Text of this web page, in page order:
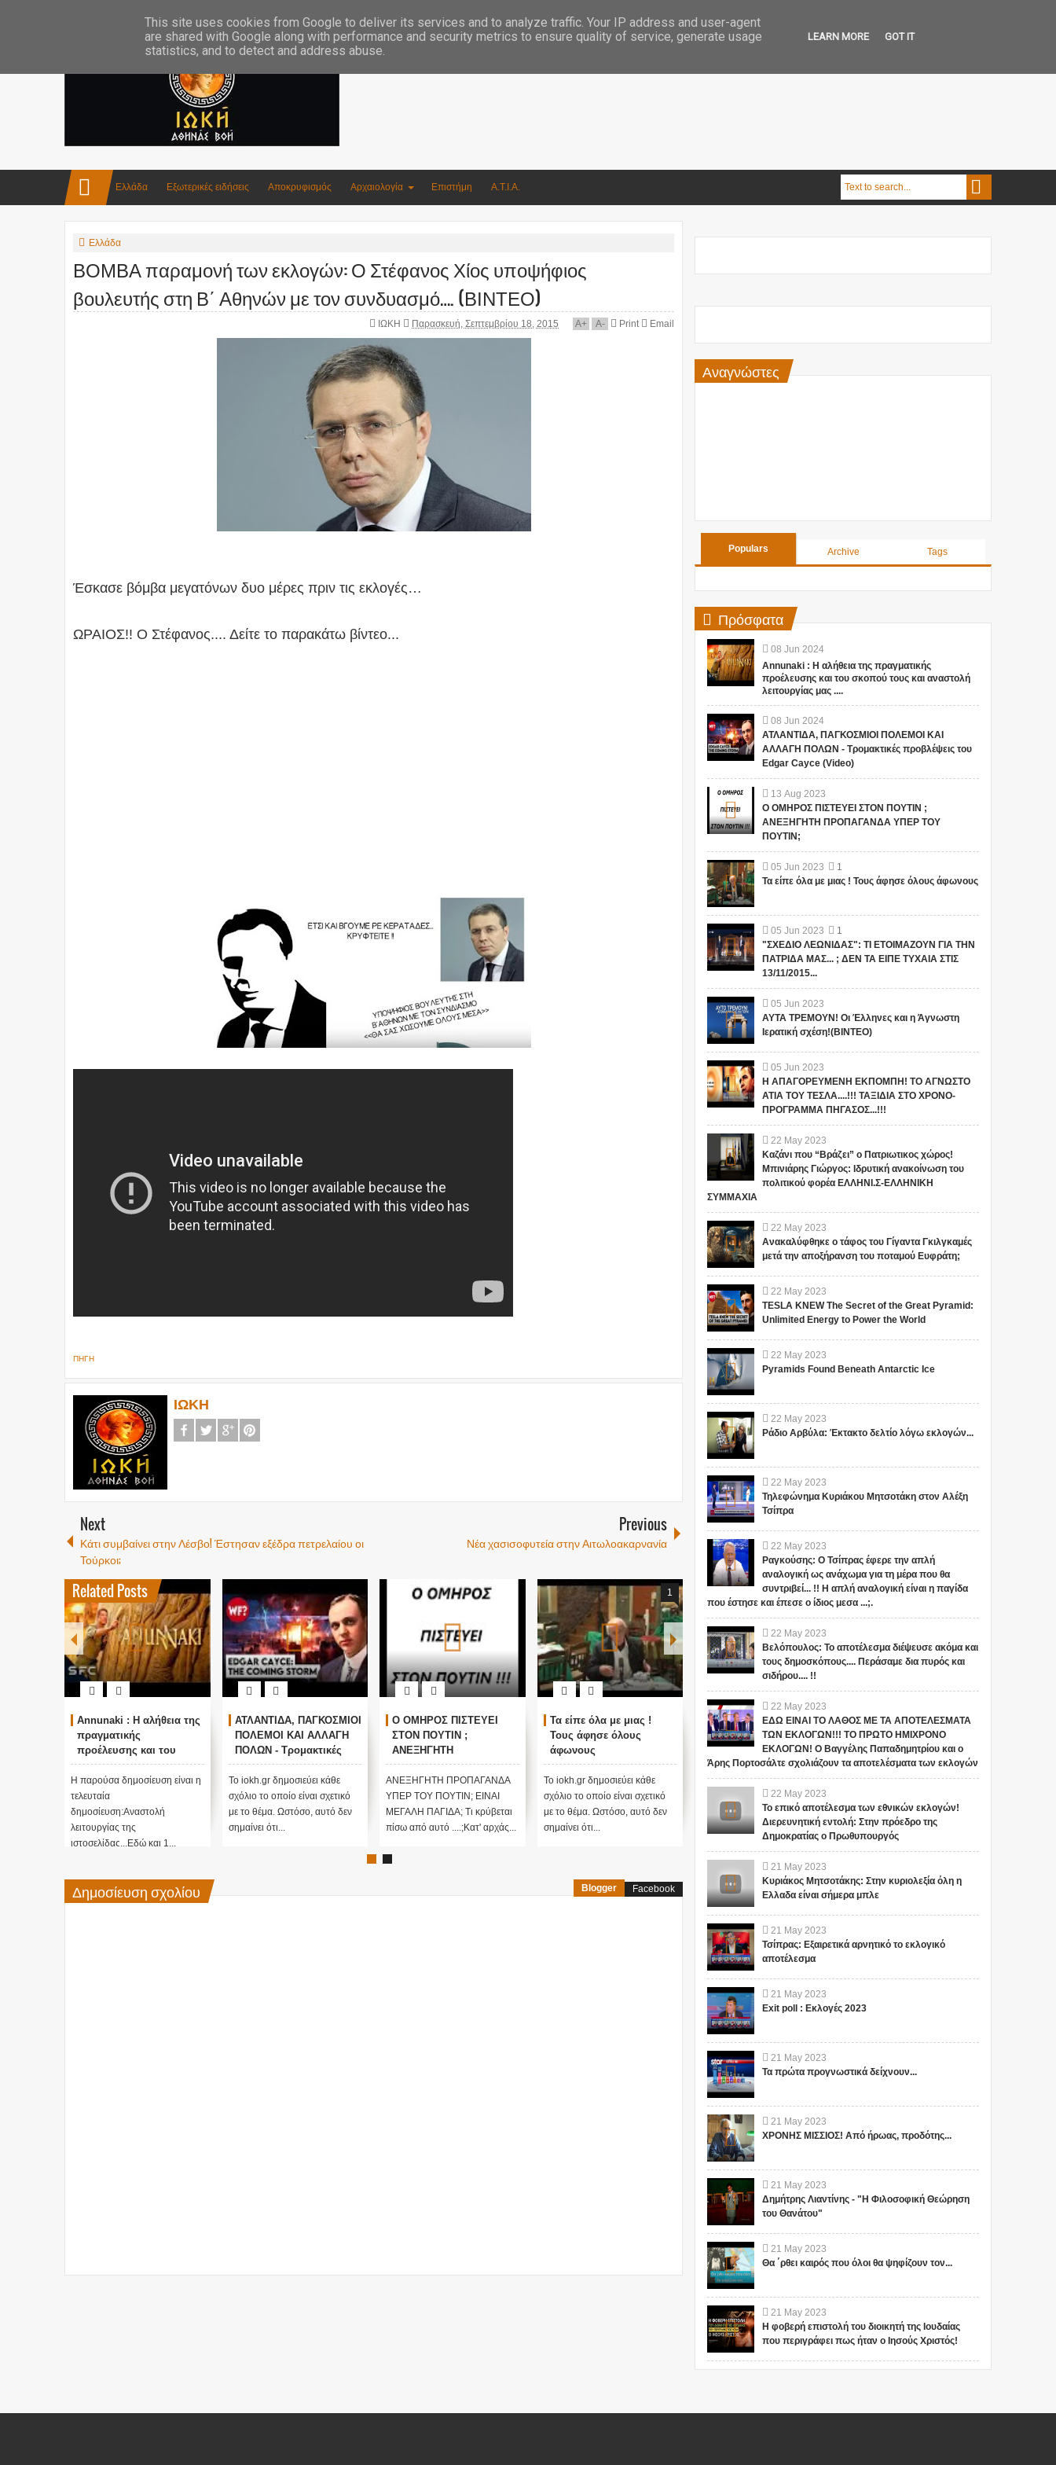
Ελλάδα Εξωτερικές ειδήσεις Αποκρυφισμός Αρχαιολογία Επιστήμη Α.Τ.Ι.Α.
Ελλάδα
ΒΟΜΒΑ παραμονή των εκλογών: Ο Στέφανος Χίος υποψήφιος
βουλευτής στη Β΄ Αθηνών με τον συνδυασμό…. (ΒΙΝΤΕΟ)
ΙΩΚΗ Παρασκευή, Σεπτεμβρίου 18, 2015 A+ A- Print Email
Έσκασε βόμβα μεγατόνων δυο μέρες πριν τις εκλογές…
ΩΡΑΙΟΣ!! Ο Στέφανος.... Δείτε το παρακάτω βίντεο...
ΠΗΓΗ
ΙΩΚΗ
Next
Κάτι συμβαίνει στην Λέσβο! Έστησαν εξέδρα πετρελαίου οι
Τούρκοι;
Previous
Νέα χασισοφυτεία στην Αιτωλοακαρνανία
Related Posts
Annunaki : Η αλήθεια της
πραγματικής
προέλευσης και του
σκοπού τους και
αναστολή λειτουργίας
μας ....
Η παρούσα δημοσίευση είναι η
τελευταία
δημοσίευση:Αναστολή
λειτουργίας της
ιστοσελίδας...Εδώ και 1...
ΑΤΛΑΝΤΙΔΑ, ΠΑΓΚΟΣΜΙΟΙ
ΠΟΛΕΜΟΙ ΚΑΙ ΑΛΛΑΓΗ
ΠΟΛΩΝ - Τρομακτικές
προβλέψεις του Edgar
Cayce (Video)
Το iokh.gr δημοσιεύει κάθε
σχόλιο το οποίο είναι σχετικό
με το θέμα. Ωστόσο, αυτό δεν
σημαίνει ότι...
Ο ΟΜΗΡΟΣ ΠΙΣΤΕΥΕΙ
ΣΤΟΝ ΠΟΥΤΙΝ ;
ΑΝΕΞΗΓΗΤΗ
ΠΡΟΠΑΓΑΝΔΑ ΥΠΕΡ ΤΟΥ
ΠΟΥΤΙΝ;
ΑΝΕΞΗΓΗΤΗ ΠΡΟΠΑΓΑΝΔΑ
ΥΠΕΡ ΤΟΥ ΠΟΥΤΙΝ; ΕΙΝΑΙ
ΜΕΓΑΛΗ ΠΑΓΙΔΑ; Τι κρύβεται
πίσω από αυτό ....;Κατ' αρχάς...
1
Τα είπε όλα με μιας !
Τους άφησε όλους
άφωνους
Το iokh.gr δημοσιεύει κάθε
σχόλιο το οποίο είναι σχετικό
με το θέμα. Ωστόσο, αυτό δεν
σημαίνει ότι...
1
"ΣΧΕΔΙΟ ΛΕΩΝΙΔΑΣ": ΤΙ
ΕΤΟΙΜΑΖΟΥΝ ΓΙΑ ΤΗΝ
ΠΑΤΡΙΔΑ ΜΑΣ... ; ΔΕΝ ΤΑ
ΕΙΠΕ ΤΥΧΑΙΑ ΣΤΙΣ
13/11/2015...
Το iokh.gr δημοσιεύει κάθε
σχόλιο το οποίο είναι σχετικό
με το θέμα. Ωστόσο, αυτό δεν
σημαίνει ότι...
ΑΥΤΑ ΤΡΕΜΟΥΝ! Οι
Έλληνες και η Άγνωστη
Ιερατική σχέση!(ΒΙΝΤΕΟ)
Το iokh.gr δημοσιεύει κάθε
με το θέμα. Ωστόσο, αυτό δεν
σημαίνει ότι...
Δημοσίευση σχολίου Blogger Facebook
Αναγνώστες
Populars Archive Tags
Πρόσφατα
08 Jun 2024
Annunaki : Η αλήθεια της πραγματικής
προέλευσης και του σκοπού τους και αναστολή
λειτουργίας μας ....
08 Jun 2024
ΑΤΛΑΝΤΙΔΑ, ΠΑΓΚΟΣΜΙΟΙ ΠΟΛΕΜΟΙ ΚΑΙ
ΑΛΛΑΓΗ ΠΟΛΩΝ - Τρομακτικές προβλέψεις του
Edgar Cayce (Video)
13 Aug 2023
Ο ΟΜΗΡΟΣ ΠΙΣΤΕΥΕΙ ΣΤΟΝ ΠΟΥΤΙΝ ;
ΑΝΕΞΗΓΗΤΗ ΠΡΟΠΑΓΑΝΔΑ ΥΠΕΡ ΤΟΥ
ΠΟΥΤΙΝ;
05 Jun 2023
1
Τα είπε όλα με μιας ! Τους άφησε όλους άφωνους
05 Jun 2023
1
"ΣΧΕΔΙΟ ΛΕΩΝΙΔΑΣ": ΤΙ ΕΤΟΙΜΑΖΟΥΝ ΓΙΑ ΤΗΝ
ΠΑΤΡΙΔΑ ΜΑΣ... ; ΔΕΝ ΤΑ ΕΙΠΕ ΤΥΧΑΙΑ ΣΤΙΣ
13/11/2015...
05 Jun 2023
ΑΥΤΑ ΤΡΕΜΟΥΝ! Οι Έλληνες και η Άγνωστη
Ιερατική σχέση!(ΒΙΝΤΕΟ)
05 Jun 2023
Η ΑΠΑΓΟΡΕΥΜΕΝΗ ΕΚΠΟΜΠΗ! ΤΟ ΑΓΝΩΣΤΟ
ΑΤΙΑ ΤΟΥ ΤΕΣΛΑ....!!! ΤΑΞΙΔΙΑ ΣΤΟ ΧΡΟΝΟ-
ΠΡΟΓΡΑΜΜΑ ΠΗΓΑΣΟΣ...!!!
22 May 2023
Καζάνι που “Βράζει” ο Πατριωτικος χώρος!
Μπινιάρης Γιώργος: Ιδρυτική ανακοίνωση του
πολιτικού φορέα ΕΛΛΗΝΙ.Σ-ΕΛΛΗΝΙΚΗ
ΣΥΜΜΑΧΙΑ
22 May 2023
Ανακαλύφθηκε ο τάφος του Γίγαντα Γκιλγκαμές
μετά την αποξήρανση του ποταμού Ευφράτη;
22 May 2023
TESLA KNEW The Secret of the Great Pyramid:
Unlimited Energy to Power the World
22 May 2023
Pyramids Found Beneath Antarctic Ice
22 May 2023
Ράδιο Αρβύλα: Έκτακτο δελτίο λόγω εκλογών...
22 May 2023
Τηλεφώνημα Κυριάκου Μητσοτάκη στον Αλέξη
Τσίπρα
22 May 2023
Ραγκούσης: Ο Τσίπρας έφερε την απλή
αναλογική ως ανάχωμα για τη μέρα που θα
συντριβεί... !! Η απλή αναλογική είναι η παγίδα
που έστησε και έπεσε ο ίδιος μεσα ...;.
22 May 2023
Βελόπουλος: Το αποτέλεσμα διέψευσε ακόμα και
τους δημοσκόπους.... Περάσαμε δια πυρός και
σιδήρου.... !!
22 May 2023
ΕΔΩ ΕΙΝΑΙ ΤΟ ΛΑΘΟΣ ΜΕ ΤΑ ΑΠΟΤΕΛΕΣΜΑΤΑ
ΤΩΝ ΕΚΛΟΓΩΝ!!! ΤΟ ΠΡΩΤΟ ΗΜΙΧΡΟΝΟ
ΕΚΛΟΓΩΝ! Ο Βαγγέλης Παπαδημητρίου και ο
Άρης Πορτοσάλτε σχολιάζουν τα αποτελέσματα των εκλογών
22 May 2023
Το επικό αποτέλεσμα των εθνικών εκλογών!
Διερευνητική εντολή: Στην πρόεδρο της
Δημοκρατίας ο Πρωθυπουργός
21 May 2023
Κυριάκος Μητσοτάκης: Στην κυριολεξία όλη η
Ελλαδα είναι σήμερα μπλε
21 May 2023
Τσίπρας: Εξαιρετικά αρνητικό το εκλογικό
αποτέλεσμα
21 May 2023
Exit poll : Εκλογές 2023
21 May 2023
Τα πρώτα προγνωστικά δείχνουν...
21 May 2023
ΧΡΟΝΗΣ ΜΙΣΣΙΟΣ! Από ήρωας, προδότης...
21 May 2023
Δημήτρης Λιαντίνης - "Η Φιλοσοφική Θεώρηση
του Θανάτου"
21 May 2023
Θα ΄ρθει καιρός που όλοι θα ψηφίζουν τον...
21 May 2023
Η φοβερή επιστολή του διοικητή της Ιουδαίας
που περιγράφει πως ήταν ο Ιησούς Χριστός!
This site uses cookies from Google to deliver its services and to analyze traffic. Your IP address and user-agent
are shared with Google along with performance and security metrics to ensure quality of service, generate usage
statistics, and to detect and address abuse.
LEARN MORE GOT IT